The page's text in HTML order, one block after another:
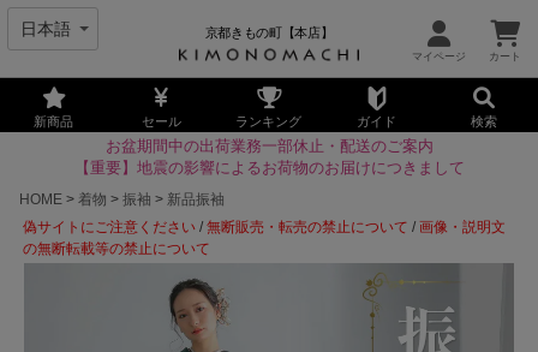
京都きもの町【本店】
新商品 セール ランキング ガイド 検索
お盆期間中の出荷業務一部休止・配送のご案内
【重要】地震の影響によるお荷物のお届けにつきまして
HOME
着物 振袖
新品振袖
偽サイトにご注意ください /無断販売・転売の禁止について /画像・説明文
の無断転載等の禁止について